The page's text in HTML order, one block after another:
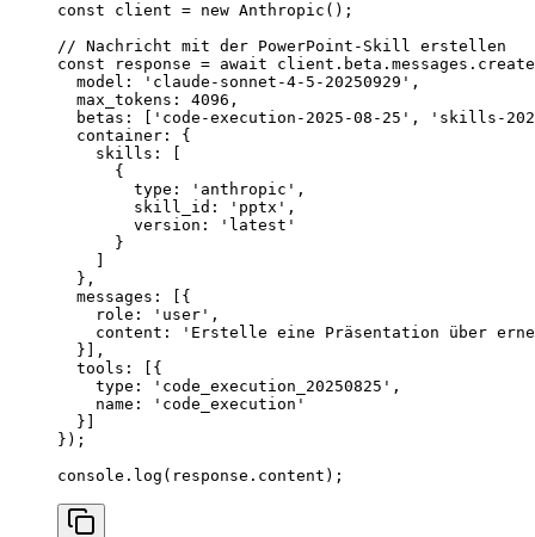
const client = new Anthropic ();
// Nachricht mit der PowerPoint-Skill erstellen
const response = await client.beta.messages. create
  model:
'claude-sonnet-4-5-20250929' ,
  max_tokens:
4096 ,
  betas: [
'code-execution-2025-08-25' ,
'skills-
  container: {
    skills: [
      {
        type:
'anthropic' ,
        skill_id:
'pptx' ,
        version:
'latest'
      }
  },
  messages: [{
    role:
'user' ,
    content:
'Erstelle eine Präsentation über
  }],
  tools: [{
    type:
'code_execution_20250825' ,
    name:
'code_execution'
  }]
});
console. log (response.content);